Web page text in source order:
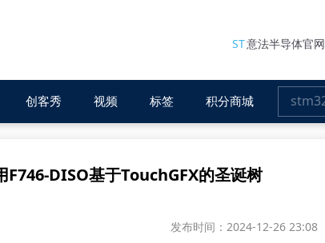
ST意法半导体官网
创客秀 视频 标签 积分商城
F746-DISO基于TouchGFX的圣诞树
发布时间：2024-12-26 23:08